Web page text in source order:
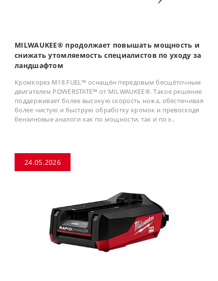
MILWAUKEE® продолжает повышать мощность и
снижать утомляемость специалистов по уходу за
ландшафтом
Кромкорез M18 FUEL™ оснащён передовым бесщёточным
двигателем POWERSTATE™ от MILWAUKEE®. Такое решение
поддерживает более высокую скорость ножа, обеспечивая
более чистую и быструю обработку кромок и превосходя
бензиновые аналоги как по мощности, так и по э..
24.05.2026